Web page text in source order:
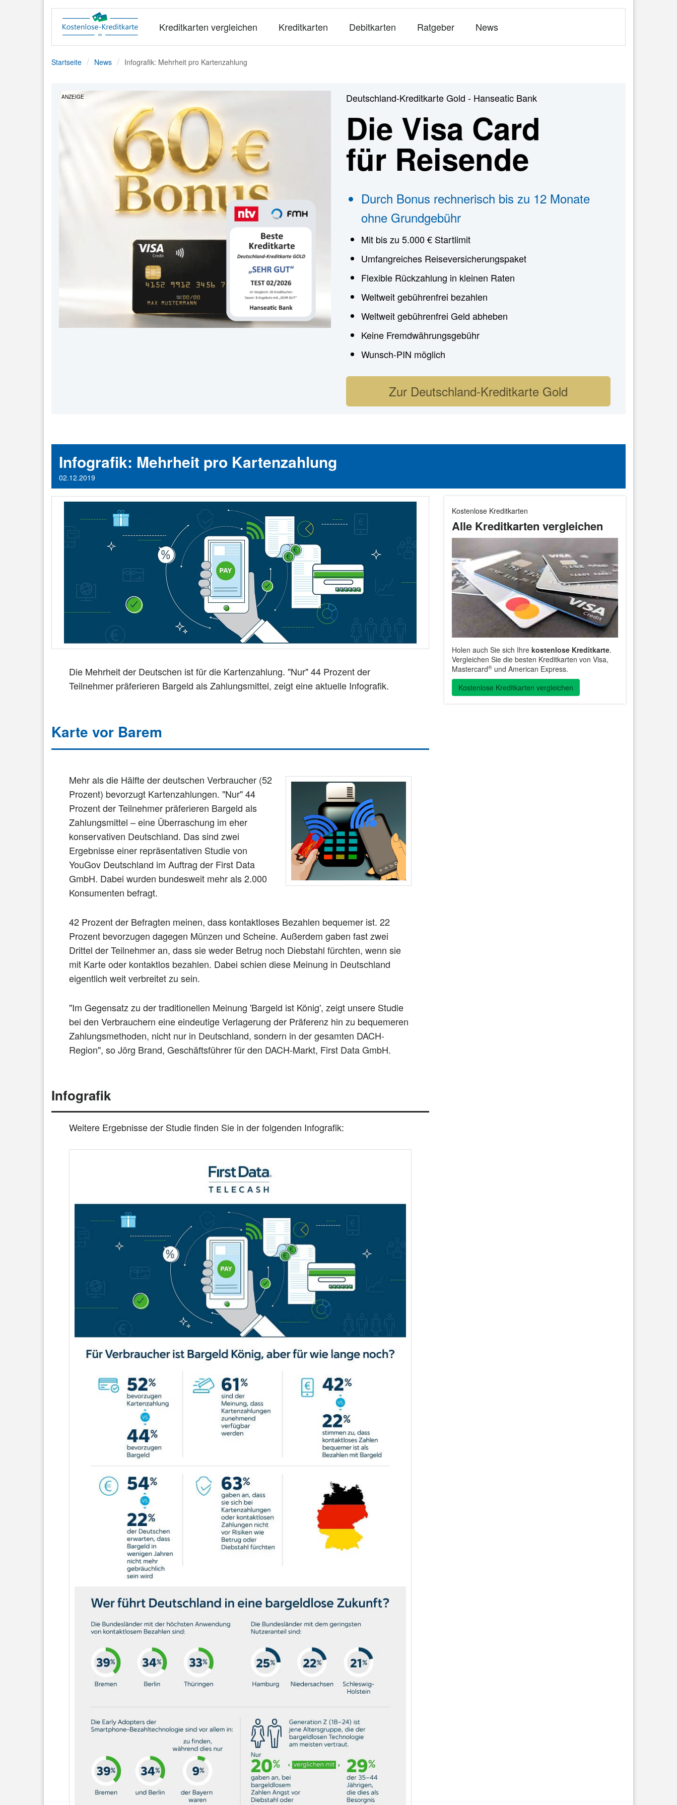
Kreditkarten vergleichen Kreditkarten Debitkarten Ratgeber News
Startseite News Infografik: Mehrheit pro Kartenzahlung
ANZEIGE Deutschland-Kreditkarte Gold - Hanseatic Bank
Die Visa Card
für Reisende
Durch Bonus rechnerisch bis zu 12 Monate
ohne Grundgebühr
Mit bis zu 5.000 € Startlimit
Umfangreiches Reiseversicherungspaket
Flexible Rückzahlung in kleinen Raten
Weltweit gebührenfrei bezahlen
Weltweit gebührenfrei Geld abheben
Keine Fremdwährungsgebühr
Wunsch-PIN möglich
Zur Deutschland-Kreditkarte Gold
Infografik: Mehrheit pro Kartenzahlung
02.12.2019
Die Mehrheit der Deutschen ist für die Kartenzahlung. "Nur" 44 Prozent der
Teilnehmer präferieren Bargeld als Zahlungsmittel, zeigt eine aktuelle Infografik.
Karte vor Barem
Mehr als die Hälfte der deutschen Verbraucher (52
Prozent) bevorzugt Kartenzahlungen. "Nur" 44
Prozent der Teilnehmer präferieren Bargeld als
Zahlungsmittel – eine Überraschung im eher
konservativen Deutschland. Das sind zwei
Ergebnisse einer repräsentativen Studie von
YouGov Deutschland im Auftrag der First Data
GmbH. Dabei wurden bundesweit mehr als 2.000
Konsumenten befragt.
42 Prozent der Befragten meinen, dass kontaktloses Bezahlen bequemer ist. 22
Prozent bevorzugen dagegen Münzen und Scheine. Außerdem gaben fast zwei
Drittel der Teilnehmer an, dass sie weder Betrug noch Diebstahl fürchten, wenn sie
mit Karte oder kontaktlos bezahlen. Dabei schien diese Meinung in Deutschland
eigentlich weit verbreitet zu sein.
"Im Gegensatz zu der traditionellen Meinung 'Bargeld ist König', zeigt unsere Studie
bei den Verbrauchern eine eindeutige Verlagerung der Präferenz hin zu bequemeren
Zahlungsmethoden, nicht nur in Deutschland, sondern in der gesamten DACH-
Region", so Jörg Brand, Geschäftsführer für den DACH-Markt, First Data GmbH.
Infografik
Weitere Ergebnisse der Studie finden Sie in der folgenden Infografik:
Kostenlose Kreditkarten
Alle Kreditkarten vergleichen
Holen auch Sie sich Ihre kostenlose Kreditkarte.
Vergleichen Sie die besten Kreditkarten von Visa,
Mastercard® und American Express.
Kostenlose Kreditkarten vergleichen